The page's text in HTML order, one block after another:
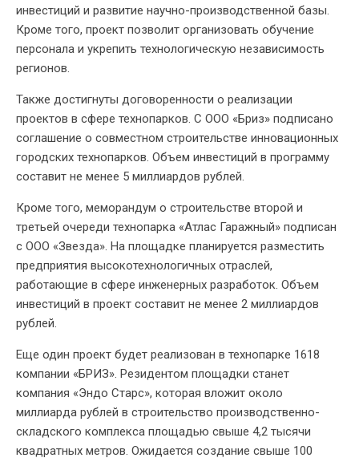
инвестиций и развитие научно-производственной базы.
Кроме того, проект позволит организовать обучение
персонала и укрепить технологическую независимость
регионов.
Также достигнуты договоренности о реализации
проектов в сфере технопарков. С ООО «Бриз» подписано
соглашение о совместном строительстве инновационных
городских технопарков. Объем инвестиций в программу
составит не менее 5 миллиардов рублей.
Кроме того, меморандум о строительстве второй и
третьей очереди технопарка «Атлас Гаражный» подписан
с ООО «Звезда». На площадке планируется разместить
предприятия высокотехнологичных отраслей,
работающие в сфере инженерных разработок. Объем
инвестиций в проект составит не менее 2 миллиардов
рублей.
Еще один проект будет реализован в технопарке 1618
компании «БРИЗ». Резидентом площадки станет
компания «Эндо Старс», которая вложит около
миллиарда рублей в строительство производственно-
складского комплекса площадью свыше 4,2 тысячи
квадратных метров. Ожидается создание свыше 100